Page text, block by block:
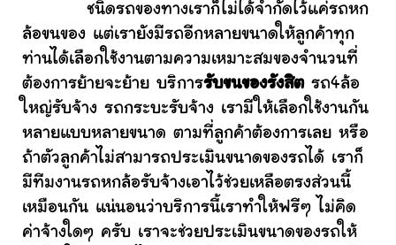
ชนิดรถของทางเราก็ไม่ได้จำกัดไว้แค่รถหก
ล้อขนของ แต่เรายังมีรถอีกหลายขนาดให้ลูกค้าทุก
ท่านได้เลือกใช้งานตามความเหมาะสมของจำนวนที่
ต้องการย้ายจะย้าย บริการรับขนของรังสิตรถ4ล้อ
ใหญ่รับจ้าง รถกระบะรับจ้าง เรามีให้เลือกใช้งานกัน
หลายแบบหลายขนาด ตามที่ลูกค้าต้องการเลย หรือ
ถ้าตัวลูกค้าไม่สามารถประเมินขนาดของรถได้ เราก็
มีทีมงานรถหกล้อรับจ้างเอาไว้ช่วยเหลือตรงส่วนนี้
เหมือนกัน แน่นอนว่าบริการนี้เราทำให้ฟรีๆ ไม่คิด
ค่าจ้างใดๆ ครับ เราจะช่วยประเมินขนาดของรถให้